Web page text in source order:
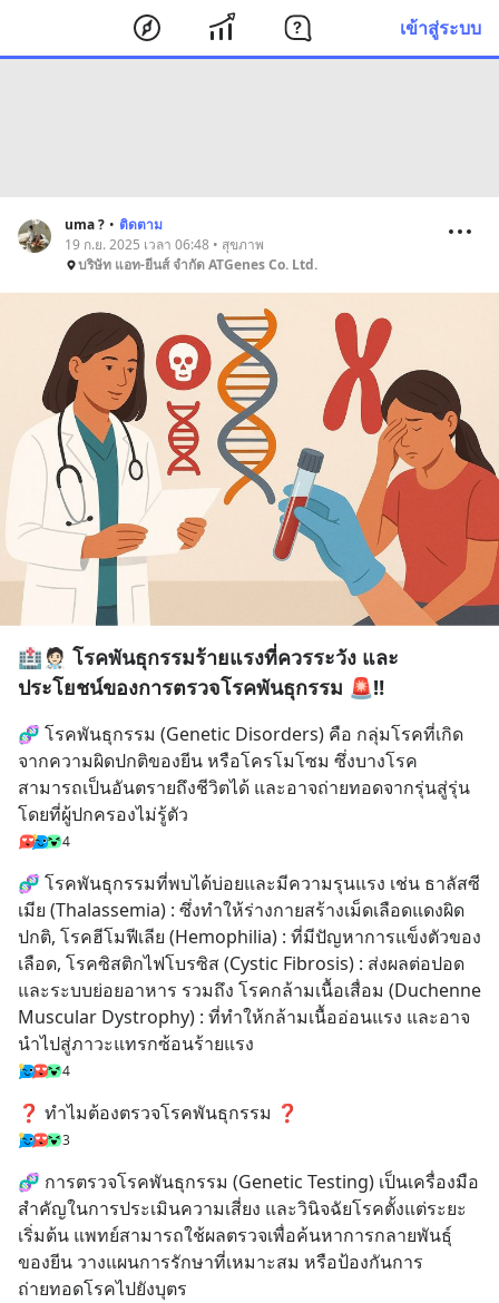
เข้าสู่ระบบ
uma ? • ติดตาม
19 ก.ย. 2025 เวลา 06:48 • สุขภาพ
บริษัท แอท-ยีนส์ จำกัด ATGenes Co. Ltd.
🏥🧑🏻‍⚕️ โรคพันธุกรรมร้ายแรงที่ควรระวัง และ
ประโยชน์ของการตรวจโรคพันธุกรรม 🚨‼️
🧬 โรคพันธุกรรม (Genetic Disorders) คือ กลุ่มโรคที่เกิด
จากความผิดปกติของยีน หรือโครโมโซม ซึ่งบางโรค
สามารถเป็นอันตรายถึงชีวิตได้ และอาจถ่ายทอดจากรุ่นสู่รุ่น
โดยที่ผู้ปกครองไม่รู้ตัว
4
🧬 โรคพันธุกรรมที่พบได้บ่อยและมีความรุนแรง เช่น ธาลัสซี
เมีย (Thalassemia) : ซึ่งทำให้ร่างกายสร้างเม็ดเลือดแดงผิด
ปกติ, โรคฮีโมฟีเลีย (Hemophilia) : ที่มีปัญหาการแข็งตัวของ
เลือด, โรคซิสติกไฟโบรซิส (Cystic Fibrosis) : ส่งผลต่อปอด
และระบบย่อยอาหาร รวมถึง โรคกล้ามเนื้อเสื่อม (Duchenne
Muscular Dystrophy) : ที่ทำให้กล้ามเนื้ออ่อนแรง และอาจ
นำไปสู่ภาวะแทรกซ้อนร้ายแรง
4
❓ ทำไมต้องตรวจโรคพันธุกรรม ❓
3
🧬 การตรวจโรคพันธุกรรม (Genetic Testing) เป็นเครื่องมือ
สำคัญในการประเมินความเสี่ยง และวินิจฉัยโรคตั้งแต่ระยะ
เริ่มต้น แพทย์สามารถใช้ผลตรวจเพื่อค้นหาการกลายพันธุ์
ของยีน วางแผนการรักษาที่เหมาะสม หรือป้องกันการ
ถ่ายทอดโรคไปยังบุตร